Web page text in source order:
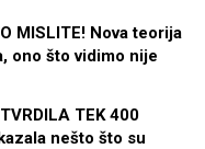
MISLITE! Nova teorija
ono što vidimo nije
TEK 400
nešto što su